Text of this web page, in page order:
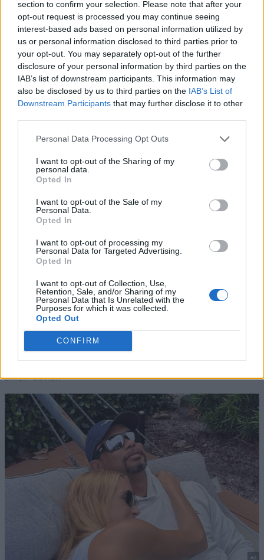
section to confirm your selection. Please note that after your
opt-out request is processed you may continue seeing
interest-based ads based on personal information utilized by
us or personal information disclosed to third parties prior to
your opt-out. You may separately opt-out of the further
disclosure of your personal information by third parties on the
IAB’s list of downstream participants. This information may
also be disclosed by us to third parties on the IAB’s List of
Downstream Participants that may further disclose it to other
Personal Data Processing Opt Outs
I want to opt-out of the Sharing of my
personal data.
Opted In
I want to opt-out of the Sale of my
Personal Data.
Opted In
I want to opt-out of processing my
Personal Data for Targeted Advertising.
Opted In
I want to opt-out of Collection, Use,
Retention, Sale, and/or Sharing of my
Personal Data that Is Unrelated with the
Purposes for which it was collected.
Opted Out
CONFIRM